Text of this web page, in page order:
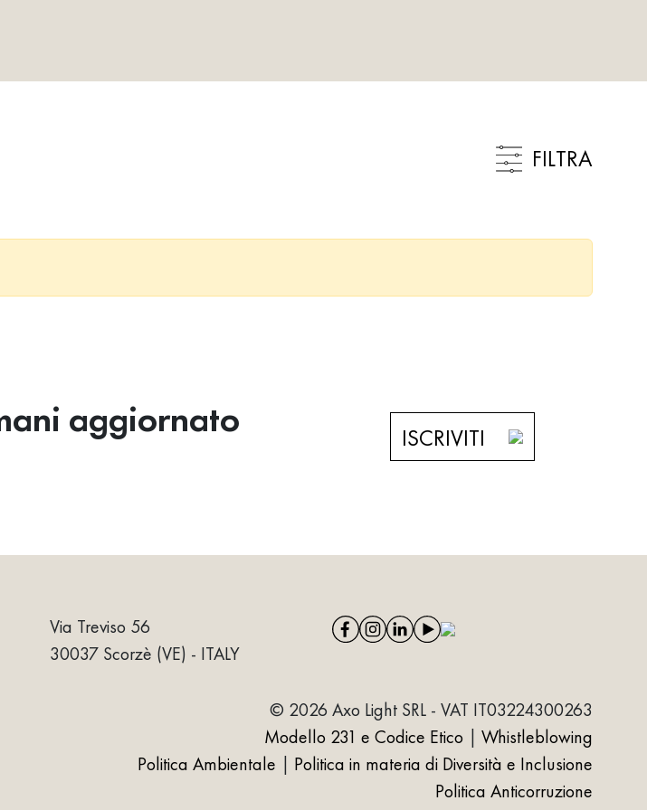
FILTRA
aggiornato ISCRIVITI
Via Treviso 56
30037 Scorzè (VE) - ITALY
© 2026 Axo Light SRL - VAT IT03224300263
Modello 231 e Codice Etico | Whistleblowing
Politica Ambientale | Politica in materia di Diversità e Inclusione
Politica Anticorruzione